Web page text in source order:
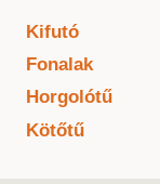
Kifutó
Fonalak
Horgolótű
Kötőtű